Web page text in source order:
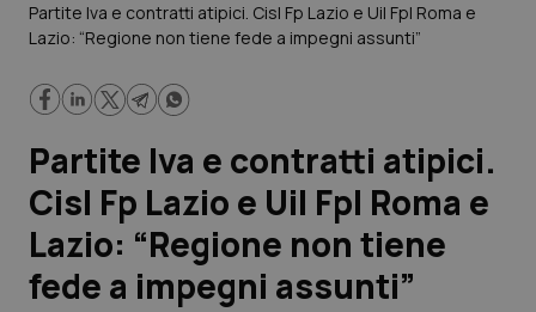
Governo e Parlamento
Regioni e Asl
Lavoro e Professioni
Scienza e Farmaci
Studi e Analisi
Partite Iva e contratti atipici. Cisl Fp Lazio e Uil Fpl Roma e
Lazio: “Regione non tiene fede a impegni assunti”
Partite Iva e contratti atipici.
Cisl Fp Lazio e Uil Fpl Roma e
Lazio: “Regione non tiene
fede a impegni assunti”